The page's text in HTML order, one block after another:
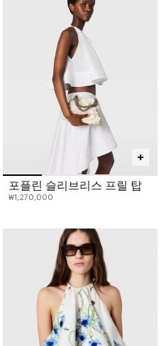
포플린 슬리브리스 프릴 탑
₩1,270,000